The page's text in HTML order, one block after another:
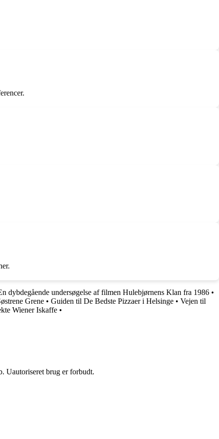
dybdegående undersøgelse af filmen Hulebjørnens Klan fra 1986 •
Grene • Guiden til De Bedste Pizzaer i Helsinge • Vejen til
Wiener Iskaffe •
Uautoriseret brug er forbudt.